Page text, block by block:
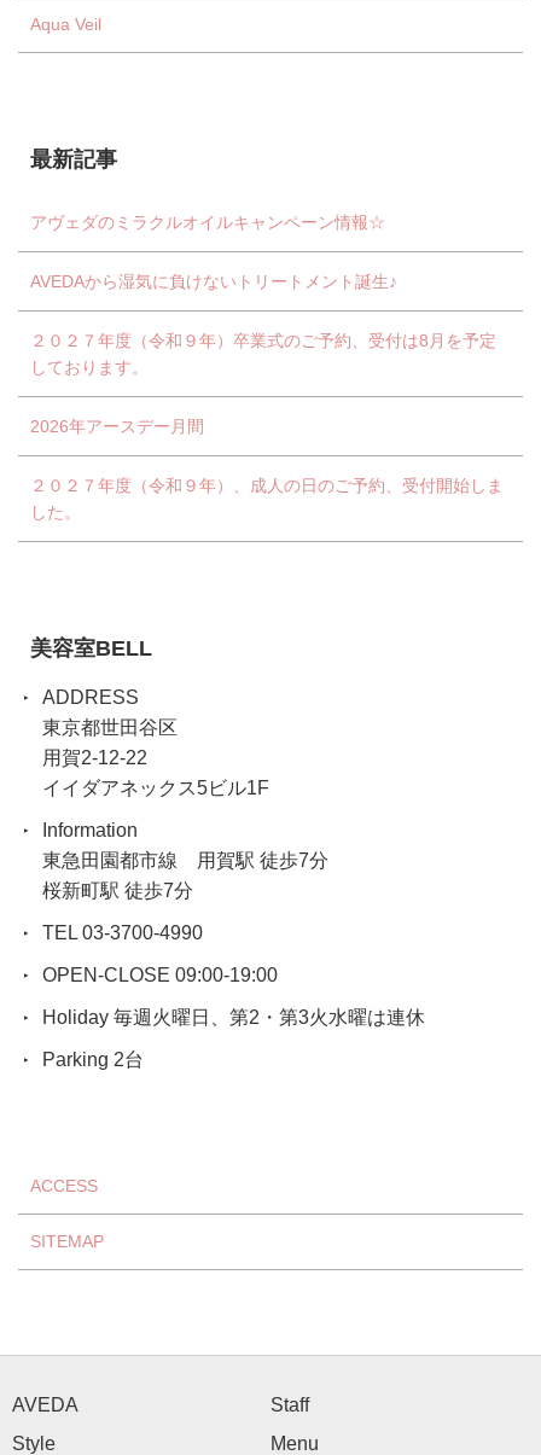
Aqua Veil
最新記事
アヴェダのミラクルオイルキャンペーン情報☆
AVEDAから湿気に負けないトリートメント誕生♪
２０２７年度（令和９年）卒業式のご予約、受付は8月を予定
しております。
2026年アースデー月間
２０２７年度（令和９年）、成人の日のご予約、受付開始しま
した。
美容室BELL
ADDRESS
東京都世田谷区
用賀2-12-22
イイダアネックス5ビル1F
Information
東急田園都市線 用賀駅 徒歩7分
桜新町駅 徒歩7分
TEL 03-3700-4990
OPEN-CLOSE 09:00-19:00
Holiday 毎週火曜日、第2・第3火水曜は連休
Parking 2台
ACCESS
SITEMAP
AVEDA
Staff
Style
Menu